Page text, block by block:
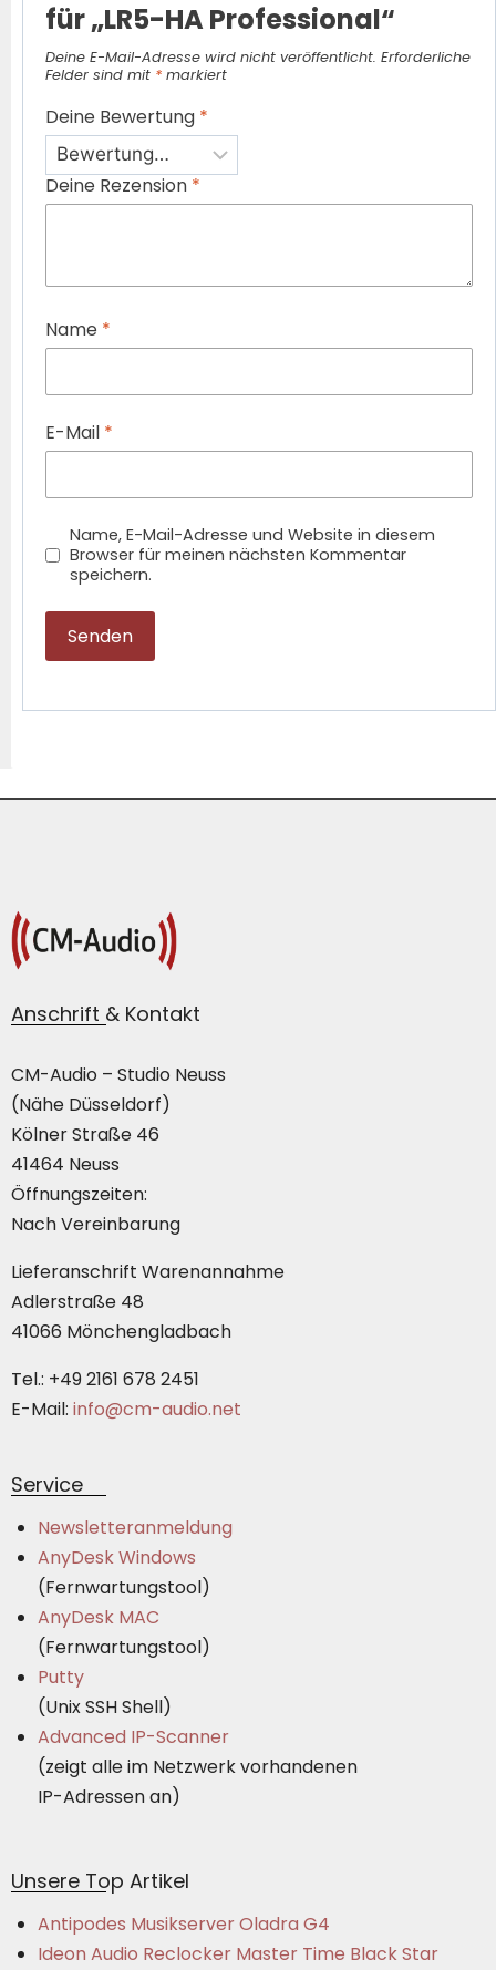
für „LR5-HA Professional“
Deine E-Mail-Adresse wird nicht veröffentlicht. Erforderliche
Felder sind mit * markiert
Deine Bewertung *
Deine Rezension *
Name *
E-Mail *
Name, E-Mail-Adresse und Website in diesem
Browser für meinen nächsten Kommentar
speichern.
Anschrift & Kontakt
CM-Audio – Studio Neuss
(Nähe Düsseldorf)
Kölner Straße 46
41464 Neuss
Öffnungszeiten:
Nach Vereinbarung
Lieferanschrift Warenannahme
Adlerstraße 48
41066 Mönchengladbach
Tel.: +49 2161 678 2451
E-Mail: info@cm-audio.net
Service
Newsletteranmeldung
AnyDesk Windows
(Fernwartungstool)
AnyDesk MAC
(Fernwartungstool)
Putty
(Unix SSH Shell)
Advanced IP-Scanner
(zeigt alle im Netzwerk vorhandenen
IP-Adressen an)
Unsere Top Artikel
Antipodes Musikserver Oladra G4
Ideon Audio Reclocker Master Time Black Star